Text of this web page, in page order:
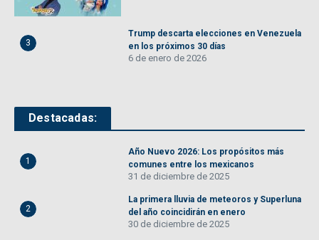
3
Trump descarta elecciones en Venezuela
en los próximos 30 días
6 de enero de 2026
Destacadas:
1
Año Nuevo 2026: Los propósitos más
comunes entre los mexicanos
31 de diciembre de 2025
2
La primera lluvia de meteoros y Superluna
del año coincidirán en enero
30 de diciembre de 2025